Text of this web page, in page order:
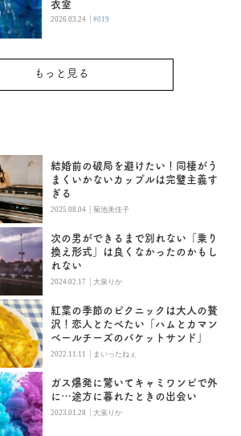
衣室
2026.03.24 |#019
もっと見る
結婚前の破局を避けたい！同棲がう
まくいかないカップルは完璧主義す
ぎる
2025.08.04 |菊池美佳子
次の男ができるまで別れない「乗り
換え形式」は良くなかったのかもし
れない
2024.02.17 |大泉りか
紅葉の季節のピクニックは大人の贅
沢！恋人とたべたい「ハムとカマン
ベールチーズのバケットサンド」
2022.11.11 | まいったねぇ
ガス爆発に驚いてキャミワンピで外
に…途方に暮れたときの出会い
2023.01.28 |大泉りか